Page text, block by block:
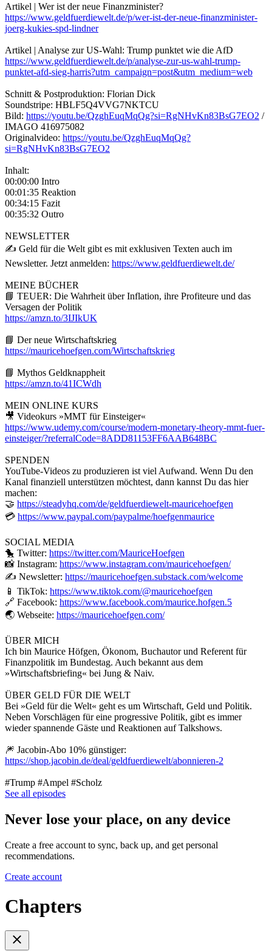
Artikel | Wer ist der neue Finanzminister?
https://www.geldfuerdiewelt.de/p/wer-ist-der-neue-finanzminister-
joerg-kukies-spd-lindner
Artikel | Analyse zur US-Wahl: Trump punktet wie die AfD
https://www.geldfuerdiewelt.de/p/analyse-zur-us-wahl-trump-
punktet-afd-sieg-harris?utm_campaign=post&utm_medium=web
Schnitt & Postproduktion: Florian Dick
Soundstripe: HBLF5Q4VVG7NKTCU
Bild: https://youtu.be/QzghEuqMqQg?si=RgNHvKn83BsG7EO2 /
IMAGO 416975082
Originalvideo: https://youtu.be/QzghEuqMqQg?
si=RgNHvKn83BsG7EO2
Inhalt:
00:00:00 Intro
00:01:35 Reaktion
00:34:15 Fazit
00:35:32 Outro
NEWSLETTER
✍️ Geld für die Welt gibt es mit exklusiven Texten auch im
Newsletter. Jetzt anmelden: https://www.geldfuerdiewelt.de/
MEINE BÜCHER
📘 TEUER: Die Wahrheit über Inflation, ihre Profiteure und das
Versagen der Politik
https://amzn.to/3IJIkUK
📘 Der neue Wirtschaftskrieg
https://mauricehoefgen.com/Wirtschaftskrieg
📘 Mythos Geldknappheit
https://amzn.to/41ICWdh
MEIN ONLINE KURS
🎥 Videokurs »MMT für Einsteiger«
https://www.udemy.com/course/modern-monetary-theory-mmt-fuer-
einsteiger/?referralCode=8ADD81153FF6AAB648BC
SPENDEN
YouTube-Videos zu produzieren ist viel Aufwand. Wenn Du den
Kanal finanziell unterstützen möchtest, dann kannst Du das hier
machen:
🤝 https://steadyhq.com/de/geldfuerdiewelt-mauricehoefgen
💳 https://www.paypal.com/paypalme/hoefgenmaurice
SOCIAL MEDIA
🐤 Twitter: https://twitter.com/MauriceHoefgen
📸 Instagram: https://www.instagram.com/mauricehoefgen/
✍️ Newsletter: https://mauricehoefgen.substack.com/welcome
📱 TikTok: https://www.tiktok.com/@mauricehoefgen
🔗 Facebook: https://www.facebook.com/maurice.hofgen.5
🌏 Webseite: https://mauricehoefgen.com/
ÜBER MICH
Ich bin Maurice Höfgen, Ökonom, Buchautor und Referent für
Finanzpolitik im Bundestag. Auch bekannt aus dem
»Wirtschaftsbriefing« bei Jung & Naiv.
ÜBER GELD FÜR DIE WELT
Bei »Geld für die Welt« geht es um Wirtschaft, Geld und Politik.
Neben Vorschlägen für eine progressive Politik, gibt es immer
wieder spannende Gäste und Reaktionen auf Talkshows.
🎆 Jacobin-Abo 10% günstiger:
https://shop.jacobin.de/deal/geldfuerdiewelt/abonnieren-2
#Trump #Ampel #Scholz
See all episodes
Never lose your place, on any device
Create a free account to sync, back up, and get personal
recommendations.
Create account
Chapters